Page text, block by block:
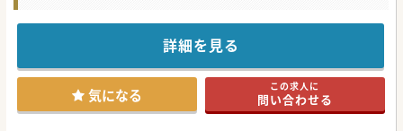
■週4.5日勤務で当直やオンコールもなく、仕事とプライベ
ートのメリハリをつけて働ける環境が整っています。
■土日祝日が休みであるため、予定が立てやすく家族や趣味
の時間をしっかりと確保することが可能です。
■外来は複数診制を導入しており、医師同士で協力し合える
ため、負担が少なく風通しの良い組織風土です。
【具体的な医療機関情報】
詳細を見る
気になる この求人に
問い合わせる